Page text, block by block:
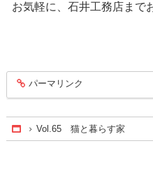
お気軽に、石井工務店まで
entry282
パーマリンク
Home
Vol.65 猫と暮らす家